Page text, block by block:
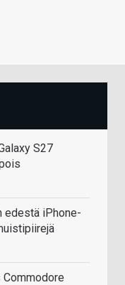
S27
edestä iPhone-